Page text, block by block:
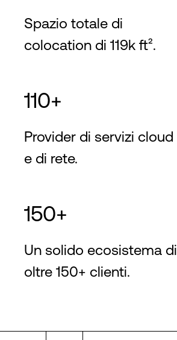
Spazio totale di
colocation di 119k ft².
110+
Provider di servizi cloud
e di rete.
150+
Un solido ecosistema di
oltre 150+ clienti.